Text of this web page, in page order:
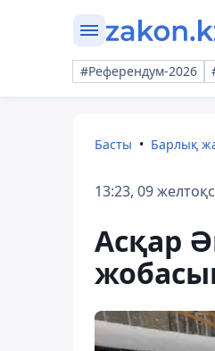
#Референдум-2026
Басты Барлық
13:23, 09
Асқар